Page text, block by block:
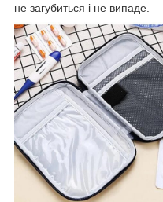
не загубиться і не випаде.